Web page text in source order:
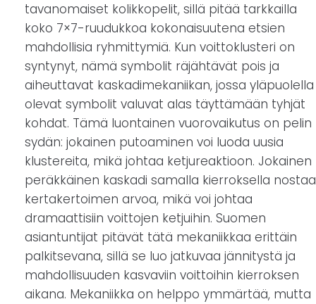
tavanomaiset kolikkopelit, sillä pitää tarkkailla
koko 7×7-ruudukkoa kokonaisuutena etsien
mahdollisia ryhmittymiä. Kun voittoklusteri on
syntynyt, nämä symbolit räjähtävät pois ja
aiheuttavat kaskadimekaniikan, jossa yläpuolella
olevat symbolit valuvat alas täyttämään tyhjät
kohdat. Tämä luontainen vuorovaikutus on pelin
sydän: jokainen putoaminen voi luoda uusia
klustereita, mikä johtaa ketjureaktioon. Jokainen
peräkkäinen kaskadi samalla kierroksella nostaa
kertakertoimen arvoa, mikä voi johtaa
dramaattisiin voittojen ketjuihin. Suomen
asiantuntijat pitävät tätä mekaniikkaa erittäin
palkitsevana, sillä se luo jatkuvaa jännitystä ja
mahdollisuuden kasvaviin voittoihin kierroksen
aikana. Mekaniikka on helppo ymmärtää, mutta